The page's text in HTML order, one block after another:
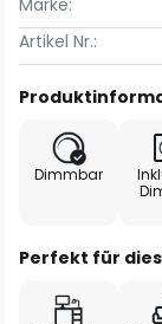
Marke:
Artikel Nr.:
Dimmbar
Perfekt für